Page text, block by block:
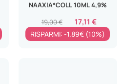
NAAXIA*COLL 10ML 4,9%
17,11 €
19,00 €
RISPARMI: -1.89€ (10%)